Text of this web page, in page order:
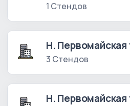
1 Стендов
Н.
3 Стендов
Н.